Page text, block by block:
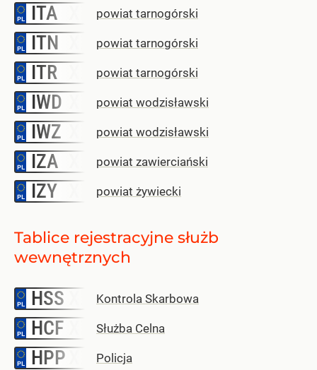
ITA powiat tarnogórski
ITN powiat tarnogórski
ITR powiat tarnogórski
IWD powiat wodzisławski
IWZ powiat wodzisławski
IZA powiat zawierciański
IZY powiat żywiecki
Tablice rejestracyjne służb
wewnętrznych
HSS Kontrola Skarbowa
HCF Służba Celna
HPP Policja